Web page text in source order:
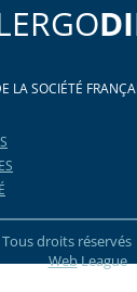
LA SOCIÉTÉ
Tous droits
WebLeague